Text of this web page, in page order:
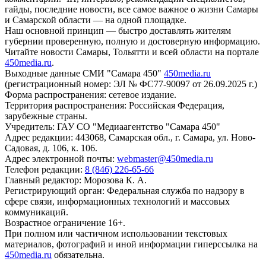
гайды, последние новости, все самое важное о жизни Самары
и Самарской области — на одной площадке.
Наш основной принцип — быстро доставлять жителям
губернии проверенную, полную и достоверную информацию.
Читайте новости Самары, Тольятти и всей области на портале
450media.ru.
Выходные данные СМИ "Самара 450" 450media.ru
(регистрационный номер: ЭЛ № ФС77-90097 от 26.09.2025 г.)
Форма распространения: сетевое издание.
Территория распространения: Российская Федерация,
зарубежные страны.
Учредитель: ГАУ СО "Медиаагентство "Самара 450"
Адрес редакции: 443068, Самарская обл., г. Самара, ул. Ново-
Садовая, д. 106, к. 106.
Адрес электронной почты: webmaster@450media.ru
Телефон редакции: 8 (846) 226-65-66
Главный редактор: Морозова К. А.
Регистрирующий орган: Федеральная служба по надзору в
сфере связи, информационных технологий и массовых
коммуникаций.
Возрастное ограничение 16+.
При полном или частичном использовании текстовых
материалов, фотографий и иной информации гиперссылка на
450media.ru обязательна.